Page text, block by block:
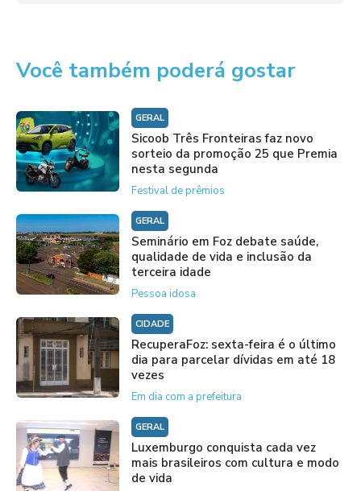
Você também poderá gostar
GERAL
Sicoob Três Fronteiras faz novo
sorteio da promoção 25 que Premia
nesta segunda
Festival de prêmios
GERAL
Seminário em Foz debate saúde,
qualidade de vida e inclusão da
terceira idade
Pessoa idosa
CIDADE
RecuperaFoz: sexta-feira é o último
dia para parcelar dívidas em até 18
vezes
Em dia com a prefeitura
GERAL
Luxemburgo conquista cada vez
mais brasileiros com cultura e modo
de vida